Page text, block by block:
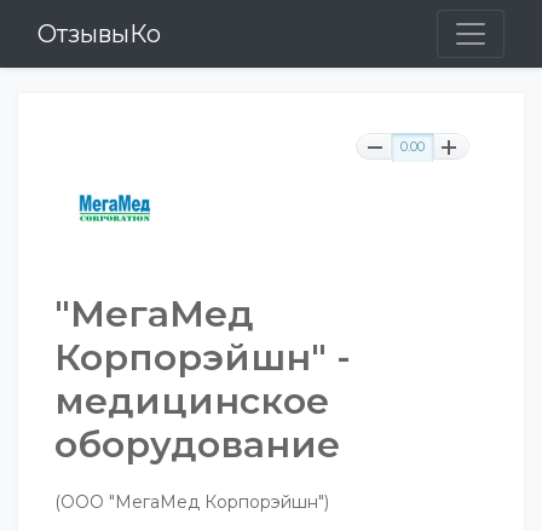
ОтзывыКо
0.00
"МегаМед
Корпорэйшн" -
медицинское
оборудование
(ООО "МегаМед Корпорэйшн")